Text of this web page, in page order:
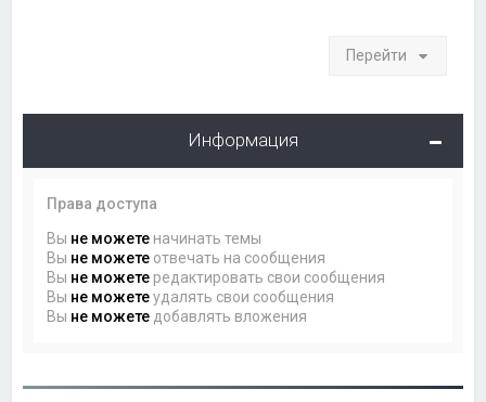
Перейти
Информация
Права доступа
Вы не можете начинать темы
Вы не можете отвечать на сообщения
Вы не можете редактировать свои сообщения
Вы не можетеудалять свои сообщения
Вы не можете добавлять вложения